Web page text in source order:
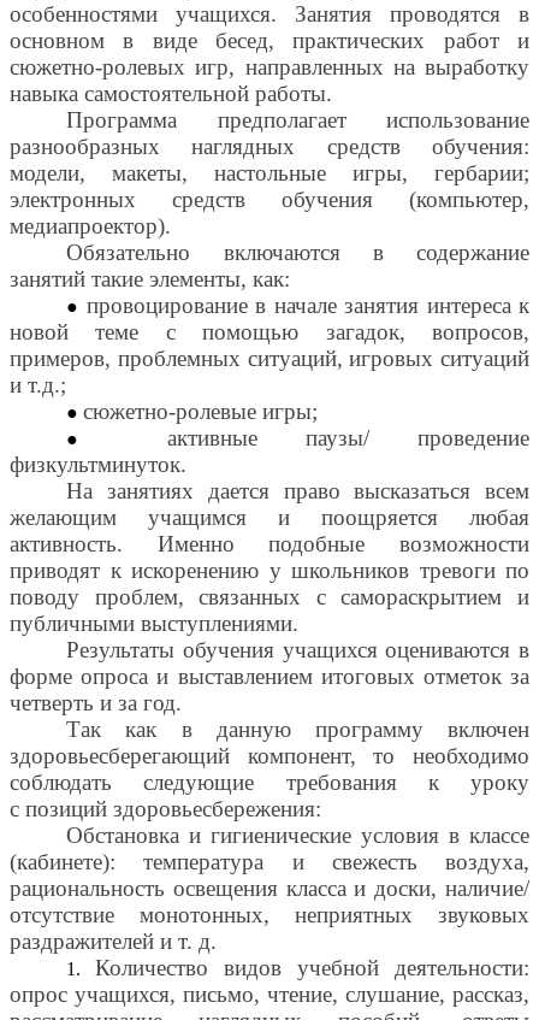
особенностями учащихся. Занятия проводятся в
основном в виде бесед, практических работ и
сюжетно-ролевых игр, направленных на выработку
навыка самостоятельной работы.
Программа предполагает использование
разнообразных наглядных средств обучения:
модели, макеты, настольные игры, гербарии;
электронных средств обучения (компьютер,
медиапроектор).
Обязательно включаются в содержание
занятий такие элементы, как:
провоцирование в начале занятия интереса к
новой теме с помощью загадок, вопросов,
примеров, проблемных ситуаций, игровых ситуаций
и т.д.;
сюжетно-ролевые игры;
активные паузы/ проведение
физкультминуток.
На занятиях дается право высказаться всем
желающим учащимся и поощряется любая
активность. Именно подобные возможности
приводят к искоренению у школьников тревоги по
поводу проблем, связанных с самораскрытием и
публичными выступлениями.
Результаты обучения учащихся оцениваются в
форме опроса и выставлением итоговых отметок за
четверть и за год.
Так как в данную программу включен
здоровьесберегающий компонент, то необходимо
соблюдать следующие требования к уроку
с позиций здоровьесбережения:
Обстановка и гигиенические условия в классе
(кабинете): температура и свежесть воздуха,
рациональность освещения класса и доски, наличие/
отсутствие монотонных, неприятных звуковых
раздражителей и т. д.
Количество видов учебной деятельности:
опрос учащихся, письмо, чтение, слушание, рассказ,